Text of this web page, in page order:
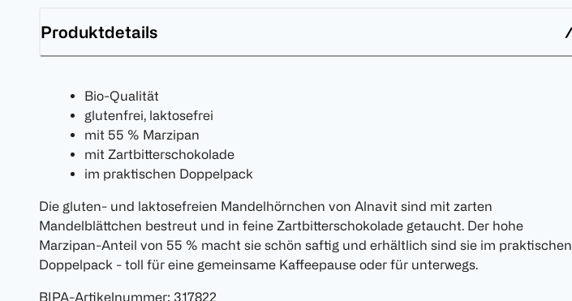
Produktdetails
Bio-Qualität
glutenfrei, laktosefrei
mit 55 % Marzipan
mit Zartbitterschokolade
im praktischen Doppelpack
Die gluten- und laktosefreien Mandelhörnchen von Alnavit sind mit zarten
Mandelblättchen bestreut und in feine Zartbitterschokolade getaucht. Der hohe
Marzipan-Anteil von 55 % macht sie schön saftig und erhältlich sind sie im praktischen
Doppelpack - toll für eine gemeinsame Kaffeepause oder für unterwegs.
BIPA-Artikelnummer: 317822